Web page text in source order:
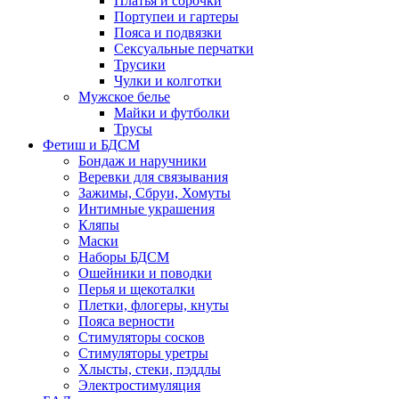
Портупеи и гартеры
Пояса и подвязки
Сексуальные перчатки
Трусики
Чулки и колготки
Мужское белье
Майки и футболки
Трусы
Фетиш и БДСМ
Бондаж и наручники
Веревки для связывания
Зажимы, Сбруи, Хомуты
Интимные украшения
Кляпы
Маски
Наборы БДСМ
Ошейники и поводки
Перья и щекоталки
Плетки, флогеры, кнуты
Пояса верности
Стимуляторы сосков
Стимуляторы уретры
Хлысты, стеки, пэддлы
Электростимуляция